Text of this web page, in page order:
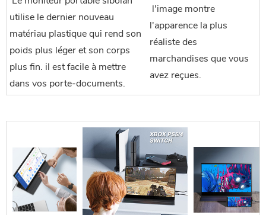
utilise le dernier nouveau
matériau plastique qui rend son
poids plus léger et son corps
plus fin. il est facile à mettre
dans vos porte-documents.
l'apparence la plus
réaliste des
marchandises que vous
avez reçues.